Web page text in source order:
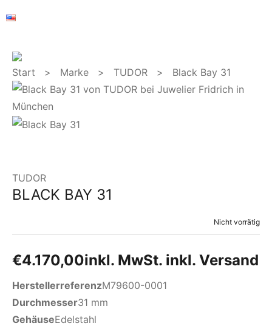
Start > Marke > TUDOR > Black Bay 31
TUDOR
BLACK BAY 31
Nicht vorrätig
€4.170,00inkl. MwSt. inkl. Versand
HerstellerreferenzM79600-0001
Durchmesser31 mm
GehäuseEdelstahl